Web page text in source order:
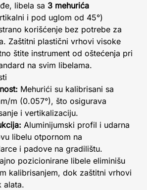
libela sa 3 mehurića
i pod uglom od 45°)
korišćenje bez potrebe za
Zaštitni plastični vrhovi visoke
štite instrument od oštećenja pri
na svim libelama.
Mehurići su kalibrisani sa
m (0.057°), što osigurava
i vertikalizaciju.
Aluminijumski profil i udarna
libelu otpornom na
i padove na gradilištu.
pozicionirane libele eliminišu
kalibrisanjem, dok zaštitni vrhovi
alata.